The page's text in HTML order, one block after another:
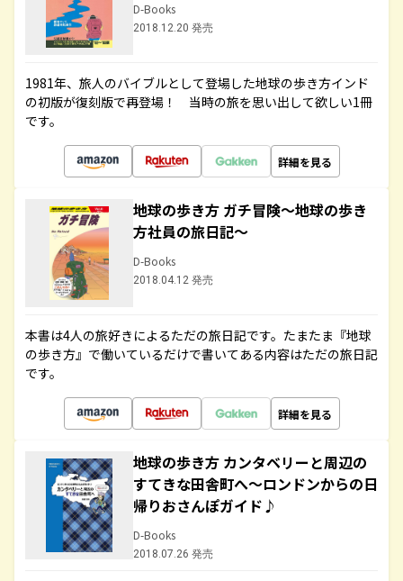
D-Books
2018.12.20 発売
1981年、旅人のバイブルとして登場した地球の歩き方インド
の初版が復刻版で再登場！ 当時の旅を思い出して欲しい1冊
です。
詳細を見る
地球の歩き方 ガチ冒険～地球の歩き
方社員の旅日記～
D-Books
2018.04.12 発売
本書は4人の旅好きによるただの旅日記です。たまたま『地球
の歩き方』で働いているだけで書いてある内容はただの旅日記
です。
詳細を見る
地球の歩き方 カンタベリーと周辺の
すてきな田舎町へ～ロンドンからの日
帰りおさんぽガイド♪
D-Books
2018.07.26 発売